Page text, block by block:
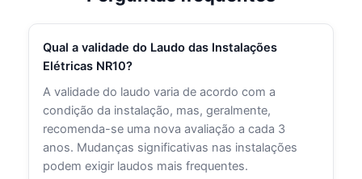
Qual a validade do Laudo das Instalações
Elétricas NR10?
A validade do laudo varia de acordo com a
condição da instalação, mas, geralmente,
recomenda-se uma nova avaliação a cada 3
anos. Mudanças significativas nas instalações
podem exigir laudos mais frequentes.